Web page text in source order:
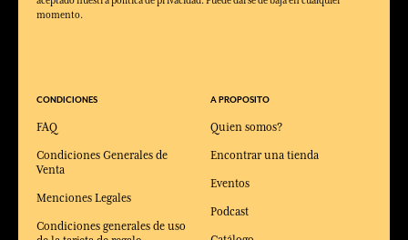
momento.
CONDICIONES
FAQ
Condiciones Generales de
Venta
Menciones Legales
Condiciones generales de uso
A PROPOSITO
Quien somos?
Encontrar una tienda
Eventos
Podcast